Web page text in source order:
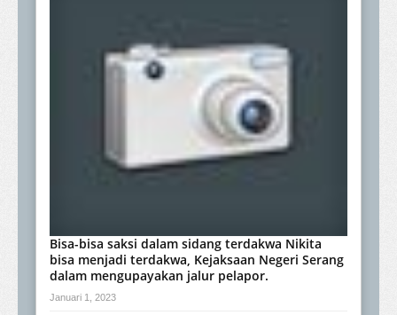
Bisa-bisa saksi dalam sidang terdakwa Nikita
bisa menjadi terdakwa, Kejaksaan Negeri Serang
dalam mengupayakan jalur pelapor.
Januari 1, 2023